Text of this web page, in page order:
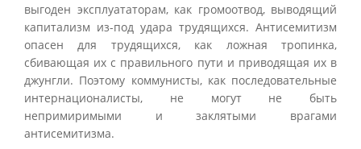
выгоден эксплуататорам, как громоотвод, выводящий
капитализм из-под удара трудящихся. Антисемитизм
опасен для трудящихся, как ложная тропинка,
сбивающая их с правильного пути и приводящая их в
джунгли. Поэтому коммунисты, как последовательные
интернационалисты, не могут не быть
непримиримыми и заклятыми врагами
антисемитизма.